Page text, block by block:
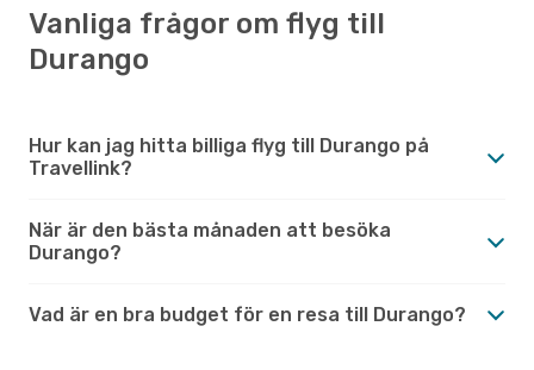
Vanliga frågor om flyg till
Durango
Hur kan jag hitta billiga flyg till Durango på
Travellink?
När är den bästa månaden att besöka
Durango?
Vad är en bra budget för en resa till Durango?